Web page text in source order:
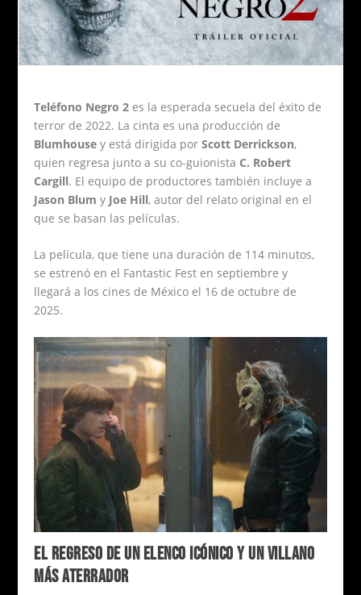
Teléfono Negro 2 es la esperada secuela del éxito de
terror de 2022. La cinta es una producción de
Blumhouse y está dirigida porScott Derrickson,
quien regresa junto a su co-guionista C. Robert
Cargill. El equipo de productores también incluye a
Jason Blum y Joe Hill, autor del relato original en el
que se basan las películas.
La película, que tiene una duración de 114 minutos,
se estrenó en el Fantastic Fest en septiembre y
llegará a los cines de México el 16 de octubre de
2025.
EL REGRESO DE UN ELENCO ICÓNICO Y UN VILLANO
MÁS ATERRADOR